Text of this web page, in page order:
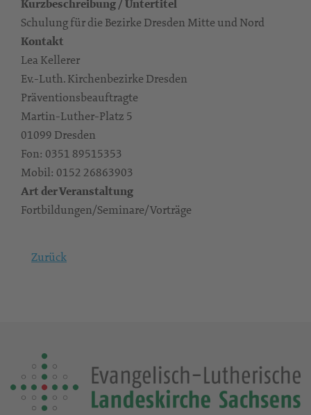
Kurzbeschreibung / Untertitel
Schulung für die Bezirke Dresden Mitte und Nord
Kontakt
Lea Kellerer
Ev.-Luth. Kirchenbezirke Dresden
Präventionsbeauftragte
Martin-Luther-Platz 5
01099 Dresden
Fon: 0351 89515353
Mobil: 0152 26863903
Art der Veranstaltung
Fortbildungen/Seminare/Vorträge
Zurück